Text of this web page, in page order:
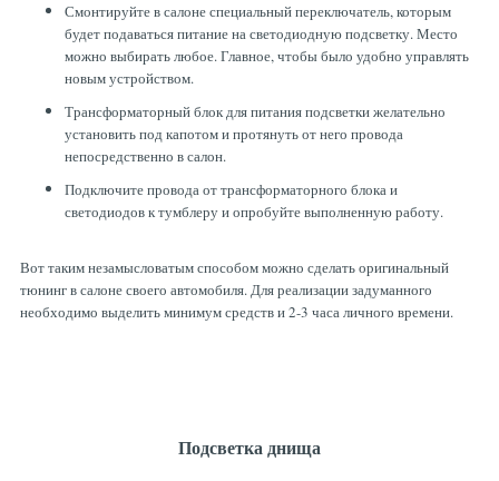
Смонтируйте в салоне специальный переключатель, которым
будет подаваться питание на светодиодную подсветку. Место
можно выбирать любое. Главное, чтобы было удобно управлять
новым устройством.
Трансформаторный блок для питания подсветки желательно
установить под капотом и протянуть от него провода
непосредственно в салон.
Подключите провода от трансформаторного блока и
светодиодов к тумблеру и опробуйте выполненную работу.
Вот таким незамысловатым способом можно сделать оригинальный
тюнинг в салоне своего автомобиля. Для реализации задуманного
необходимо выделить минимум средств и 2-3 часа личного времени.
Подсветка днища